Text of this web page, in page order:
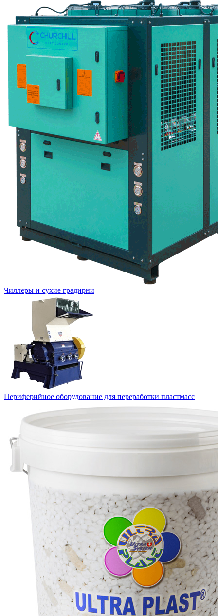
Чиллеры и сухие градирни
Периферийное оборудование для переработки пластмасс